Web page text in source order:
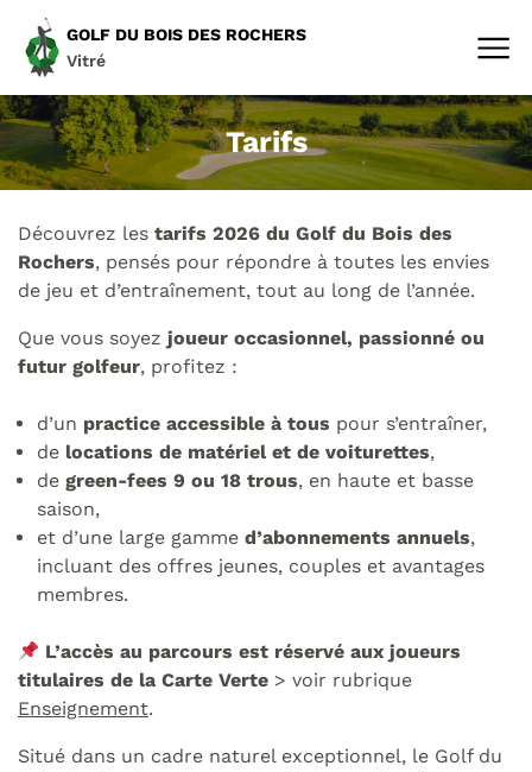
GOLF DU BOIS DES ROCHERS
Vitré
Tarifs
Découvrez les tarifs 2026 du Golf du Bois des
Rochers, pensés pour répondre à toutes les envies
de jeu et d’entraînement, tout au long de l’année.
Que vous soyez joueur occasionnel, passionné ou
futur golfeur, profitez :
d’un practice accessible à tous pour s’entraîner,
de locations de matériel et de voiturettes,
de green-fees 9 ou 18 trous, en haute et basse
saison,
et d’une large gamme d’abonnements annuels,
incluant des offres jeunes, couples et avantages
membres.
L’accès au parcours est réservé aux joueurs
titulaires de la Carte Verte > voir rubrique
Enseignement.
Situé dans un cadre naturel exceptionnel, le Golf du